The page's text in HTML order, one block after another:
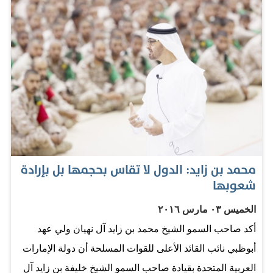
المصدر: البيان
محمد بن زايد: الدول لا تقاس بحجمها بل بإرادة
شعوبها
الخميس ٠٣ مارس ٢٠١٦
أكد صاحب السمو الشيخ محمد بن زايد آل نهيان ولي عهد
أبوظبي نائب القائد الأعلى للقوات المسلحة أن دولة الإمارات
العربية المتحدة بقيادة صاحب السمو الشيخ خليفة بن زايد آل